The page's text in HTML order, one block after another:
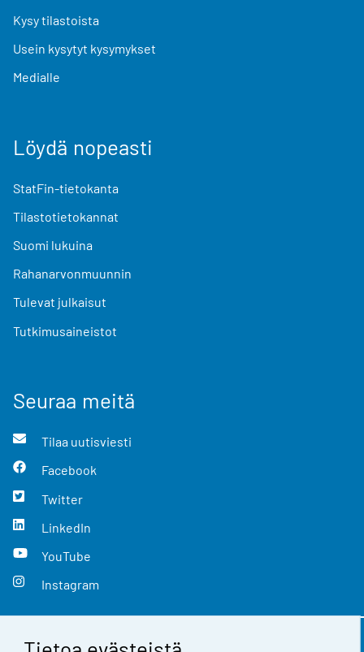
Kysy tilastoista
Usein kysytyt kysymykset
Medialle
Löydä nopeasti
StatFin-tietokanta
Tilastotietokannat
Suomi lukuina
Rahanarvonmuunnin
Tulevat julkaisut
Tutkimusaineistot
Seuraa meitä
Tilaa uutisviesti
Facebook
Twitter
LinkedIn
YouTube
Instagram